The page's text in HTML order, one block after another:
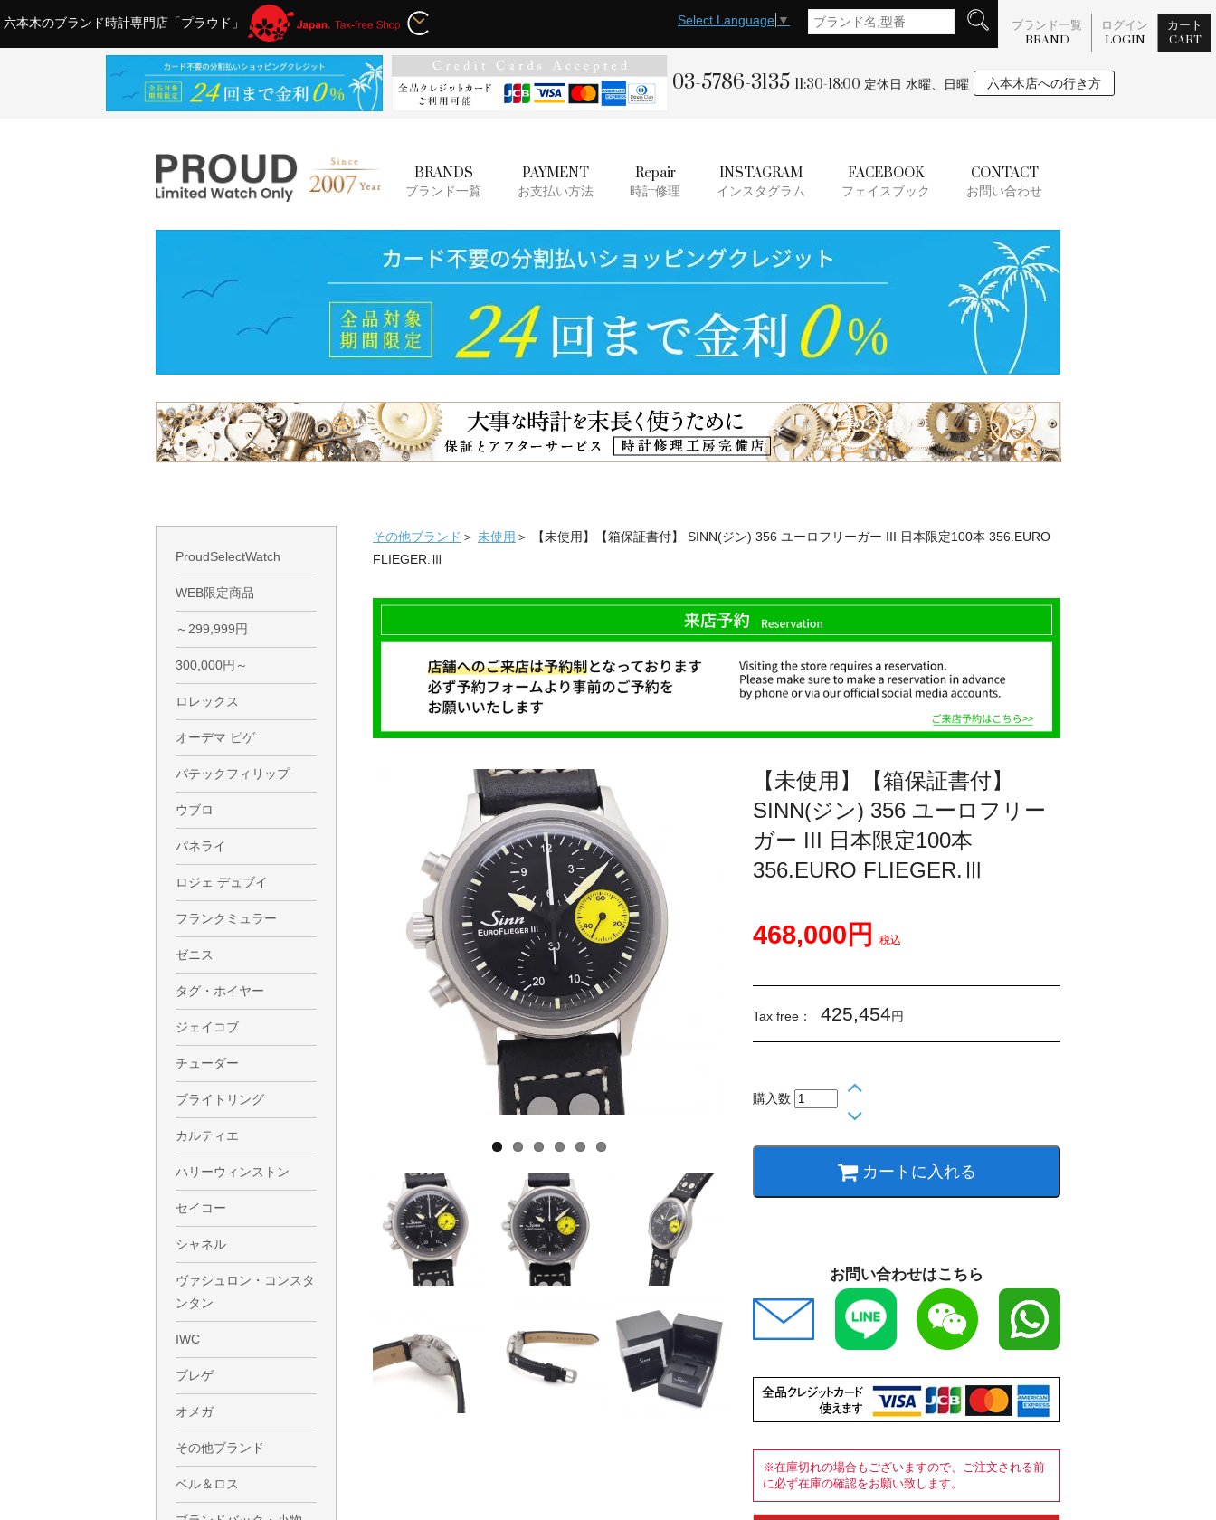
六本木のブランド時計専門店「プラウド」 Select Language ▼ ブランド一覧
BRAND
ログイン
LOGIN
カート
CART
03-5786-3135 11:30-18:00 定休日 水曜、日曜 六本木店への行き方
BRANDS
ブランド一覧
PAYMENT
お支払い方法
Repair
時計修理
INSTAGRAM
インスタグラム
FACEBOOK
フェイスブック
CONTACT
お問い合わせ
その他ブランド ＞ 未使用 ＞ 【未使用】【箱保証書付】 SINN(ジン) 356 ユーロフリーガー III 日本限定100本 356.EURO
FLIEGER.Ⅲ
【未使用】【箱保証書付】
SINN(ジン) 356 ユーロフリー
ガー III 日本限定100本
356.EURO FLIEGER.Ⅲ
468,000円 税込
Tax free： 425,454円
購入数
カートに入れる
お問い合わせはこちら
※在庫切れの場合もございますので、ご注文される前
に必ず在庫の確認をお願い致します。
ProudSelectWatch
WEB限定商品
～299,999円
300,000円～
ロレックス
オーデマ ピゲ
パテックフィリップ
ウブロ
パネライ
ロジェ デュブイ
フランクミュラー
ゼニス
タグ・ホイヤー
ジェイコブ
チューダー
ブライトリング
カルティエ
ハリーウィンストン
セイコー
シャネル
ヴァシュロン・コンスタ
ンタン
IWC
ブレゲ
オメガ
その他ブランド
ベル＆ロス